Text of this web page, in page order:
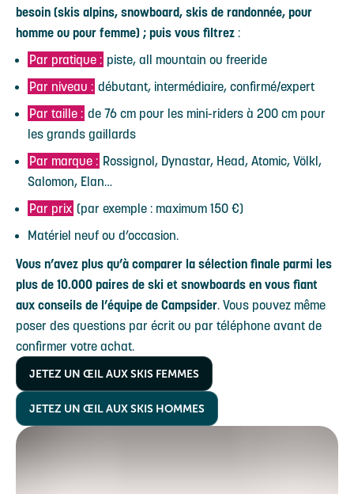
besoin (skis alpins, snowboard, skis de randonnée, pour
homme ou pour femme) ; puis vous filtrez :
Par pratique : piste, all mountain ou freeride
Par niveau : débutant, intermédiaire, confirmé/expert
Par taille : de 76 cm pour les mini-riders à 200 cm pour
les grands gaillards
Par marque : Rossignol, Dynastar, Head, Atomic, Völkl,
Salomon, Elan…
Par prix (par exemple : maximum 150 €)
Matériel neuf ou d’occasion.
Vous n’avez plus qu’à comparer la sélection finale parmi les
plus de 10.000 paires de ski et snowboards en vous fiant
aux conseils de l’équipe de Campsider. Vous pouvez même
poser des questions par écrit ou par téléphone avant de
confirmer votre achat.
JETEZ UN ŒIL AUX SKIS FEMMES
JETEZ UN ŒIL AUX SKIS HOMMES